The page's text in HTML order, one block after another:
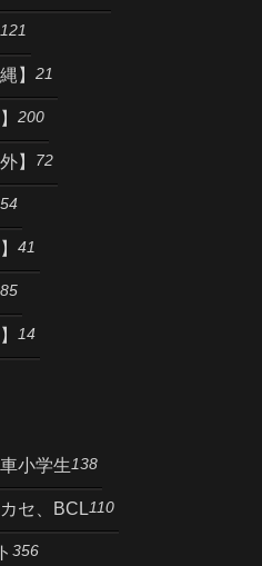
121
】 21
200
】 72
54
41
85
14
小学生138
セ、BCL110
356